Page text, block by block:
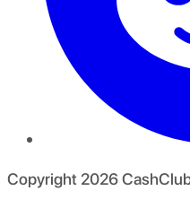
Copyright 2026